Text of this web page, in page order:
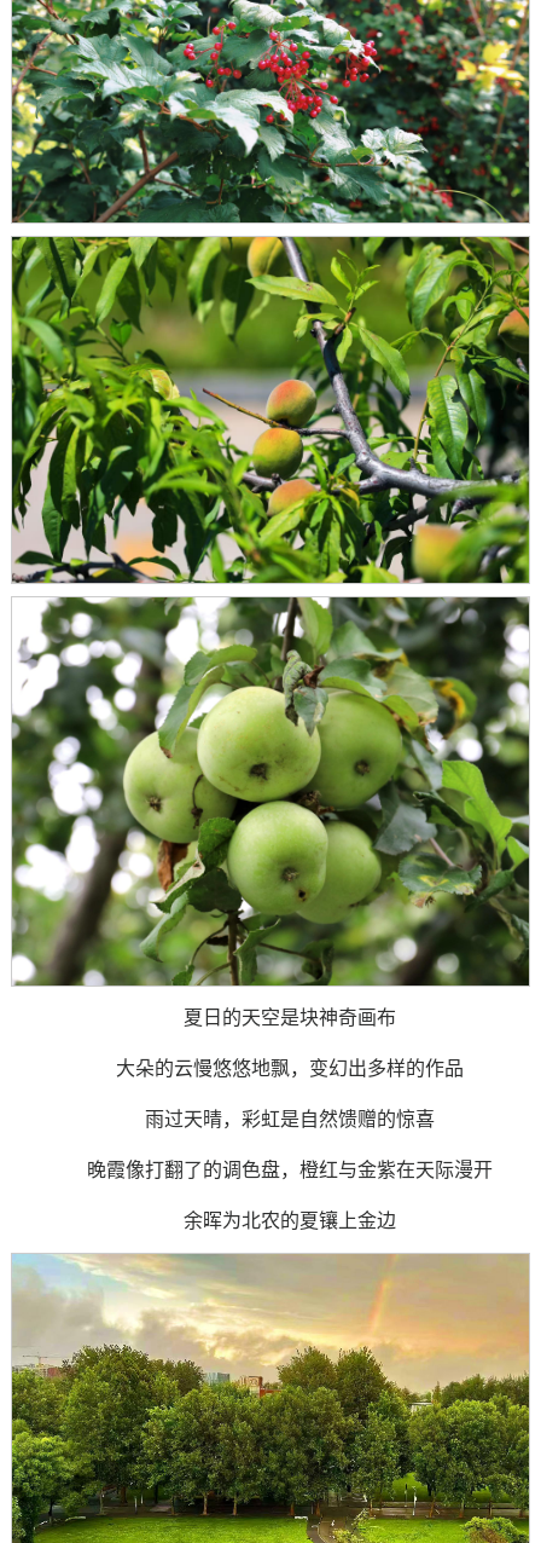
夏日的天空是块神奇画布
大朵的云慢悠悠地飘，变幻出多样的作品
雨过天晴，彩虹是自然馈赠的惊喜
晚霞像打翻了的调色盘，橙红与金紫在天际漫开
余晖为北农的夏镶上金边